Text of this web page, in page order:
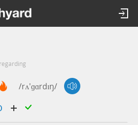
/rʌ'ɡɑrdɪŋ/